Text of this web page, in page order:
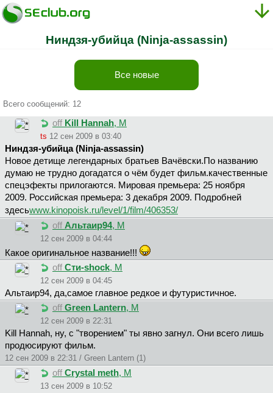
Ниндзя-убийца (Ninja-assassin)
Все новые
Всего сообщений: 12
off Kill Hannah, М
ts 12 сен 2009 в 03:40
Ниндзя-убийца (Ninja-assassin)
Новое детище легендарных братьев Вачёвски.По названию
думаю не трудно догадатся о чём будет фильм.качественные
спецэфекты прилогаются. Мировая премьера: 25 ноября
2009. Российская премьера: 3 декабря 2009. Подробней
здесьwww.kinopoisk.ru/level/1/film/406353/
off Aльтaиp94, М
12 сен 2009 в 04:44
Какое оригинальное название!!!
off Cти-shock, М
12 сен 2009 в 04:45
Aльтaиp94, да,самое главное редкое и футуристичное.
off Green Lantern, М
12 сен 2009 в 22:31
Kill Hannah, ну, с "творением" ты явно загнул. Они всего лишь
продюсируют фильм.
12 сен 2009 в 22:31 / Green Lantern (1)
off Crystal meth, М
13 сен 2009 в 10:52